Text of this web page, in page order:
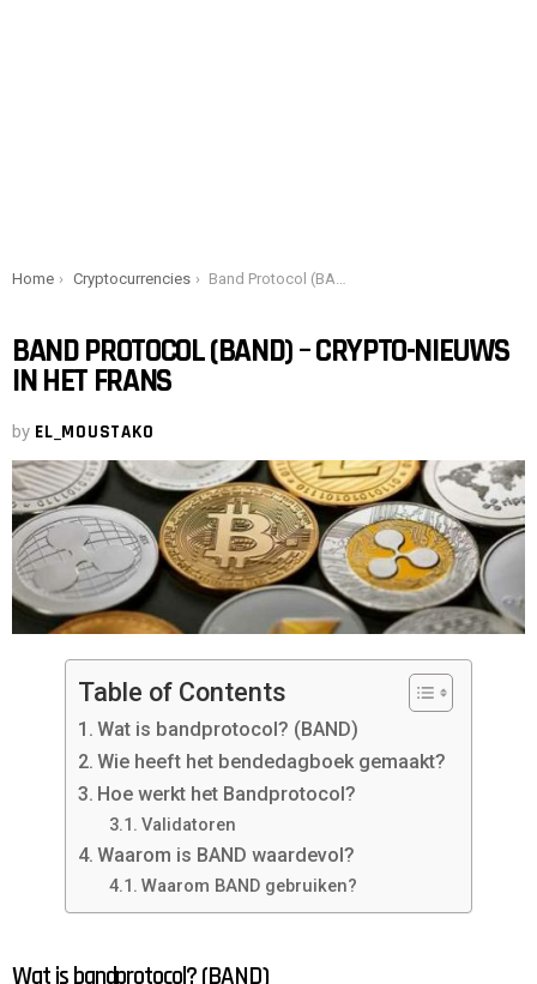
You are here:
Home Cryptocurrencies Band Protocol (BAND) – Crypto-nieuws in het Frans
BAND PROTOCOL (BAND) – CRYPTO-NIEUWS
IN HET FRANS
by EL_MOUSTAKO
Table of Contents
Wat is bandprotocol? (BAND)
Wie heeft het bendedagboek gemaakt?
Hoe werkt het Bandprotocol?
Validatoren
Waarom is BAND waardevol?
Waarom BAND gebruiken?
Wat is bandprotocol? (BAND)